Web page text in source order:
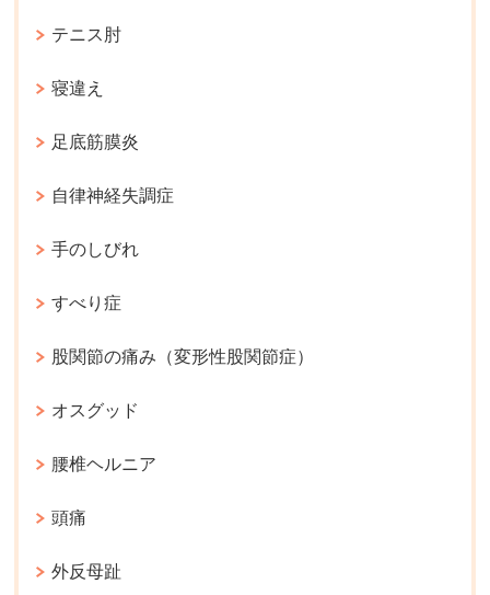
テニス肘
寝違え
足底筋膜炎
自律神経失調症
手のしびれ
すべり症
股関節の痛み（変形性股関節症）
オスグッド
腰椎ヘルニア
頭痛
外反母趾